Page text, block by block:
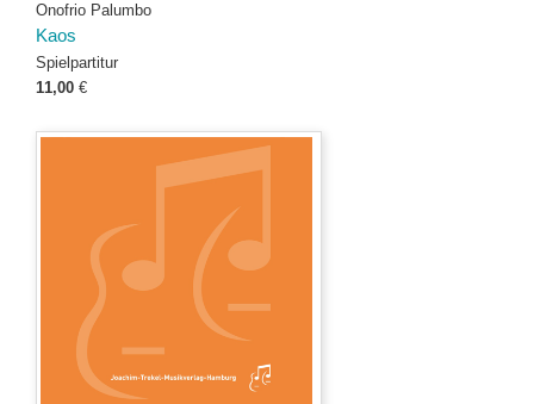
Onofrio Palumbo
Kaos
Spielpartitur
11,00 €